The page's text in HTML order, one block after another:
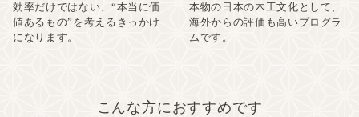
効率だけではない、“本当に価
値あるもの”を考えるきっかけ
になります。
本物の日本の木工文化として、
海外からの評価も高いプログラ
ムです。
こんな方におすすめです